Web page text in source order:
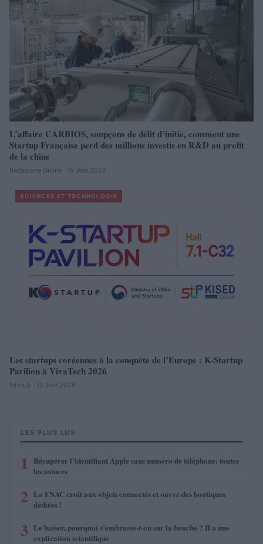
L’affaire CARBIOS, soupçons de délit d’initié, comment une
Startup Française perd des millions investis en R&D au profit
de la chine
Redazione Online · 15 Juin 2026
SCIENCES ET TECHNOLOGIE
Les startups coréennes à la conquête de l’Europe : K-Startup
Pavilion à VivaTech 2026
Infos.fr · 12 Juin 2026
LES PLUS LUS
1
Récupérer l’identifiant Apple sans numéro de téléphone: toutes
les astuces
2 La FNAC croit aux objets connectés et ouvre des boutiques
dédiées !
3 Le baiser, pourquoi s’embrasse-t-on sur la bouche ? Il a une
explication scientifique